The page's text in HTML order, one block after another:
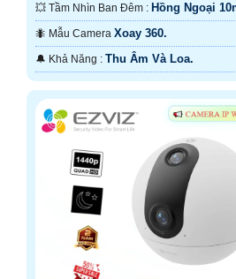
💥 Tầm Nhìn Ban Đêm : Hồng Ngoại
IR.🐜 Mẫu Camera Xoay 360.
️🔔 Khả Năng : Thu Âm Và Loa.